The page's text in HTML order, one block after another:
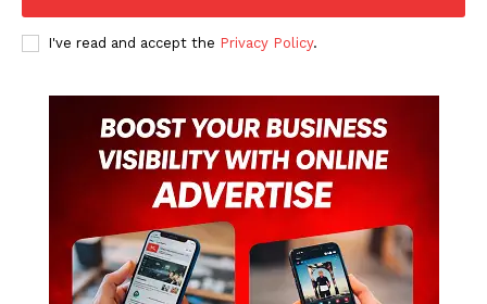
I've read and accept the Privacy Policy.